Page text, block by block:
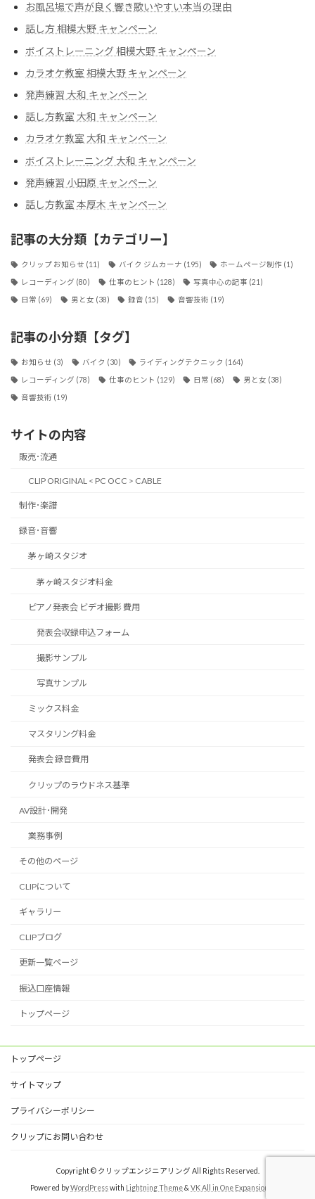
お風呂場で声が良く響き歌いやすい本当の理由
話し方 相模大野 キャンペーン
ボイストレーニング 相模大野 キャンペーン
カラオケ教室 相模大野 キャンペーン
発声練習 大和 キャンペーン
話し方教室 大和 キャンペーン
カラオケ教室 大和 キャンペーン
ボイストレーニング 大和 キャンペーン
発声練習 小田原 キャンペーン
話し方教室 本厚木 キャンペーン
記事の大分類【カテゴリー】
クリップ お知らせ (11) バイク ジムカーナ (195) ホームページ制作 (1)
レコーディング (80) 仕事のヒント (128) 写真中心の記事 (21)
日常 (69) 男と女 (38) 録音 (15) 音響技術 (19)
記事の小分類【タグ】
お知らせ (3) バイク (30) ライディングテクニック (164)
レコーディング (78) 仕事のヒント (129) 日常 (68) 男と女 (38)
音響技術 (19)
サイトの内容
販売･流通
CLIP ORIGINAL < PC OCC > CABLE
制作･楽譜
録音･音響
茅ヶ崎スタジオ
茅ヶ崎スタジオ料金
ピアノ発表会 ビデオ撮影 費用
発表会収録申込フォーム
撮影サンプル
写真サンプル
ミックス料金
マスタリング料金
発表会 録音費用
クリップのラウドネス基準
AV設計･開発
業務事例
その他のページ
CLIPについて
ギャラリー
CLIPブログ
更新一覧ページ
振込口座情報
トップページ
トップページ
サイトマップ
プライバシーポリシー
クリップにお問い合わせ
Copyright © クリップエンジニアリング All Rights Reserved.
Powered byWordPresswith Lightning Theme& VK All in One Expansion Unit